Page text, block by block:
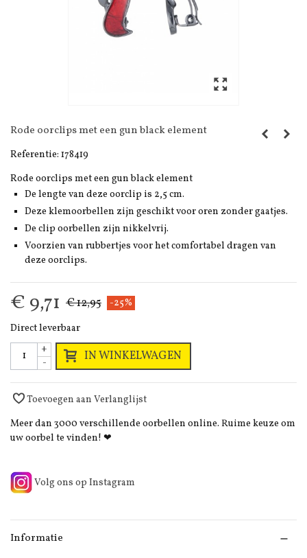
Rode oorclips met een gun black element
Referentie: 178419
Rode oorclips met een gun black element
De lengte van deze oorclip is 2,5 cm.
Deze klemoorbellen zijn geschikt voor oren zonder gaatjes.
De clip oorbellen zijn nikkelvrij.
Voorzien van rubbertjes voor het comfortabel dragen van
deze oorclips.
€ 9,71 € 12,95
-25%
Direct leverbaar
-
+ IN WINKELWAGEN
Toevoegen aan Verlanglijst
Meer dan 3000 verschillende oorbellen online. Ruime keuze om
uw oorbel te vinden! ❤
Volg ons op Instagram
Informatie